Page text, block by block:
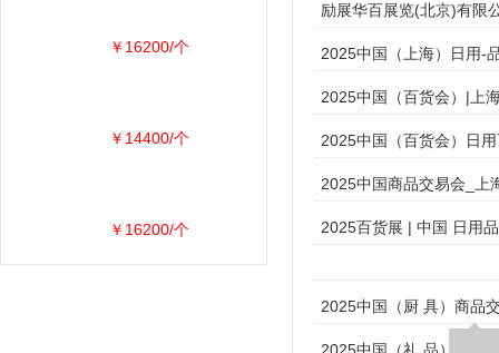
励展华百展览(北京)有限
2025中国（上海）日用-
2025中国（百货会）|上
2025中国（百货会）日
2025中国商品交易会_上
2025百货展 | 中国 日用
2025中国（厨 具）商品
￥16200/个
￥14400/个
￥16200/个